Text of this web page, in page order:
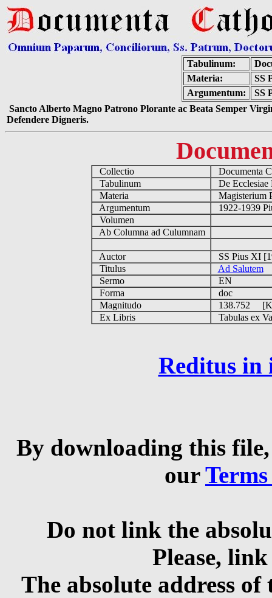
Tabulinum:
Materia:
SS
Argumentum:
SS
Sancto Alberto Magno Patrono Plorante ac Beata Semper
Defendere Digneris.
Collectio
Documenta
Tabulinum
De
Materia
Magisterium
Argumentum
1922-1939
Volumen
Ab Columna ad Culumnam
Auctor
SS Pius XI
Titulus
Ad Salutem
Sermo
EN
Forma
doc
Magnitudo
138.752
Ex Libris
Tabulas ex
Reditus in
By downloading this
our
Do not link the
Please,
The absolute address